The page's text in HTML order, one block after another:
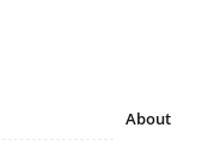
About